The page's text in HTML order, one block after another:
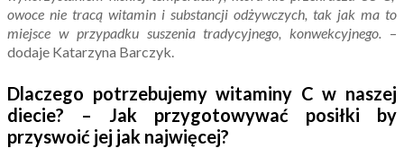
owoce nie tracą witamin i substancji odżywczych, tak jak ma to
miejsce w przypadku suszenia tradycyjnego, konwekcyjnego. –
dodaje Katarzyna Barczyk.
Dlaczego potrzebujemy witaminy C w naszej
diecie? – Jak przygotowywać posiłki by
przyswoić jej jak najwięcej?